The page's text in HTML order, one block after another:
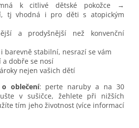
k citlivé dětské pokožce →
tj vhodná i pro děti s atopickým
a prodyšnější než konvenční
barevně stabilní, nesrazí se vám
a dobře se nosí
nejen vašich dětí
o oblečení: perte naruby a na 30
v sušičce, žehlete při nižších
tím jeho životnost (více informací